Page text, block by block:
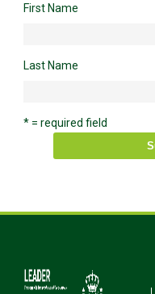
First Name
Last Name
* = required field